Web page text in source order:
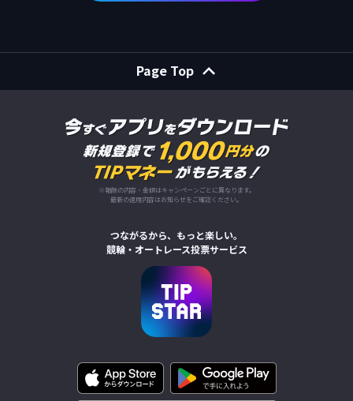
Page Top
※報酬の内容・金額はキャンペーンごとに異なります。
最新の適用内容はお知らせをご確認ください。
つながるから、もっと楽しい。
競輪・オートレース投票サービス